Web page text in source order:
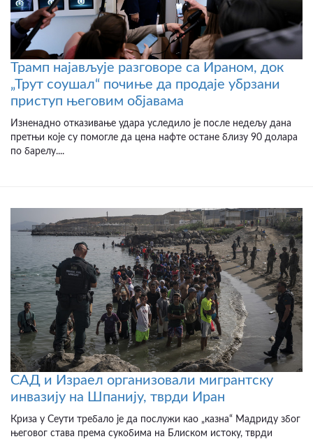
Трамп најављује разговоре са Ираном, док
„Трут соушал“ почиње да продаје убрзани
приступ његовим објавама
Изненадно отказивање удара уследило је после недељу дана
претњи које су помогле да цена нафте остане близу 90 долара
по барелу....
САД и Израел организовали мигрантску
инвазију на Шпанију, тврди Иран
Криза у Сеути требало је да послужи као „казна“ Мадриду због
његовог става према сукобима на Блиском истоку, тврди